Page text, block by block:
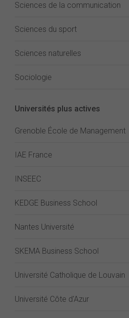
Sciences de la communication
Sciences du sport
Sciences naturelles
Sociologie
Universités plus actives
Grenoble École de Management
IAE France
INSEEC
KEDGE Business School
Nantes Université
SKEMA Business School
Université Catholique de Louvain
Université Côte d'Azur